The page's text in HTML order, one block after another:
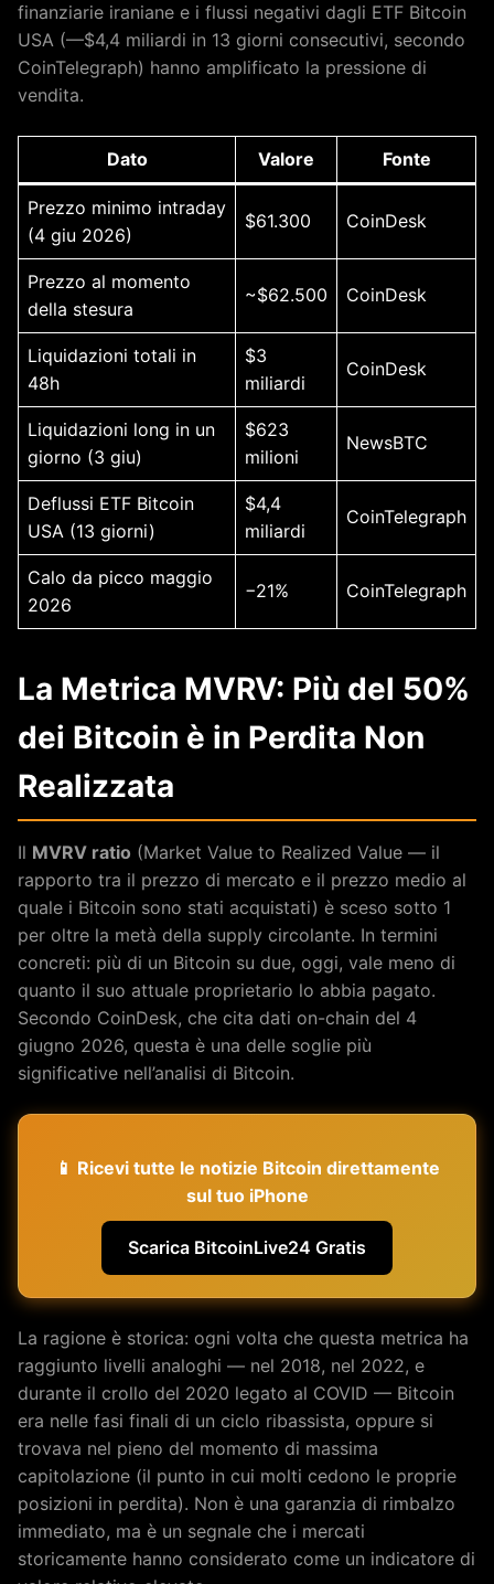
finanziarie iraniane e i flussi negativi dagli ETF Bitcoin
USA (—$4,4 miliardi in 13 giorni consecutivi, secondo
CoinTelegraph) hanno amplificato la pressione di
vendita.
Dato Valore Fonte
Prezzo minimo intraday
(4 giu 2026)
$61.300 CoinDesk
Prezzo al momento
della stesura
~$62.500 CoinDesk
Liquidazioni totali in
48h
$3
miliardi
CoinDesk
Liquidazioni long in un
giorno (3 giu)
$623
milioni
NewsBTC
Deflussi ETF Bitcoin
USA (13 giorni)
$4,4
miliardi
CoinTelegraph
Calo da picco maggio
2026
−21% CoinTelegraph
La Metrica MVRV: Più del 50%
dei Bitcoin è in Perdita Non
Realizzata
Il MVRV ratio (Market Value to Realized Value — il
rapporto tra il prezzo di mercato e il prezzo medio al
quale i Bitcoin sono stati acquistati) è sceso sotto 1
per oltre la metà della supply circolante. In termini
concreti: più di un Bitcoin su due, oggi, vale meno di
quanto il suo attuale proprietario lo abbia pagato.
Secondo CoinDesk, che cita dati on-chain del 4
giugno 2026, questa è una delle soglie più
significative nell’analisi di Bitcoin.
📱 Ricevi tutte le notizie Bitcoin direttamente
sul tuo iPhone
Scarica BitcoinLive24 Gratis
La ragione è storica: ogni volta che questa metrica ha
raggiunto livelli analoghi — nel 2018, nel 2022, e
durante il crollo del 2020 legato al COVID — Bitcoin
era nelle fasi finali di un ciclo ribassista, oppure si
trovava nel pieno del momento di massima
capitolazione (il punto in cui molti cedono le proprie
posizioni in perdita). Non è una garanzia di rimbalzo
immediato, ma è un segnale che i mercati
storicamente hanno considerato come un indicatore di